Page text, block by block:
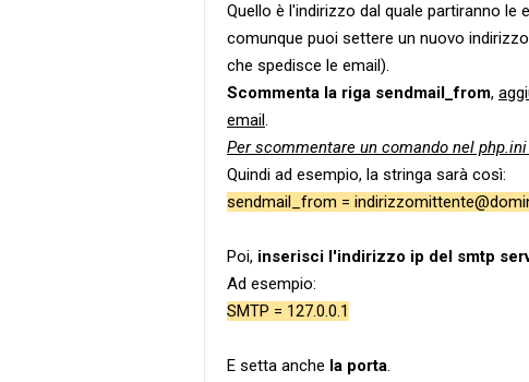
Quello è l'indirizzo dal quale partiranno le
comunque puoi settere un nuovo
che spedisce le email).
Scommenta la riga sendmail_from,
email.
Per scommentare un comando nel
Quindi ad esempio, la stringa sarà così:
sendmail_from =
Poi, inserisci l'indirizzo ip del smtp
Ad esempio:
SMTP = 127.0.0.1
E setta anche la porta.